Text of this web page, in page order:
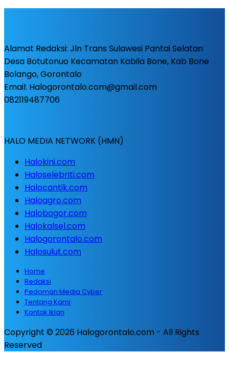
Alamat Redaksi: Jln Trans Sulawesi Pantai Selatan
Desa Botutonuo Kecamatan Kabila Bone, Kab Bone
Bolango, Gorontalo
Email: Halogorontalo.com@gmail.com
082119487706
HALO MEDIA NETWORK (HMN)
Halokini.com
Haloselebriti.com
Halocantik.com
Haloagro.com
Halobogor.com
Halokalsel.com
Halogorontalo.com
Halosulut.com
Home
Redaksi
Pedoman Media Cyber
Tentang Kami
Kontak Iklan
Copyright © 2026 Halogorontalo.com - All Rights
Reserved